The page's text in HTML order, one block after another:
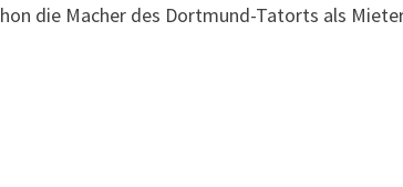
die Macher des Dortmund-Tatorts als